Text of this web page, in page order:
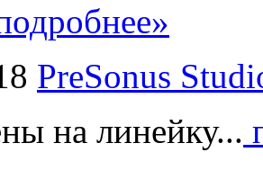
PreSonus
на линейку...